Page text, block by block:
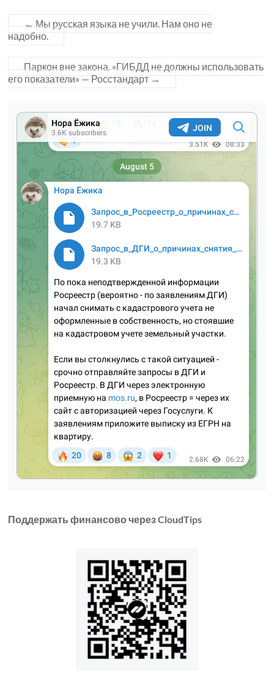
← Мы русская языка не учили. Нам оно не
надобно.
Паркон вне закона. «ГИБДД не должны использовать
его показатели» — Росстандарт →
Поддержать финансово через CloudTips